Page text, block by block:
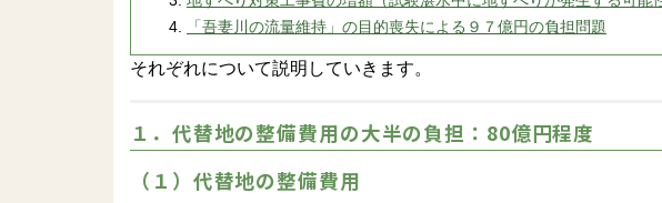
「吾妻川の流量維持」の目的喪失による９７億円の負担問題
それぞれについて説明していきます。
１．代替地の整備費用の大半の負担：80億円程度
（１）代替地の整備費用